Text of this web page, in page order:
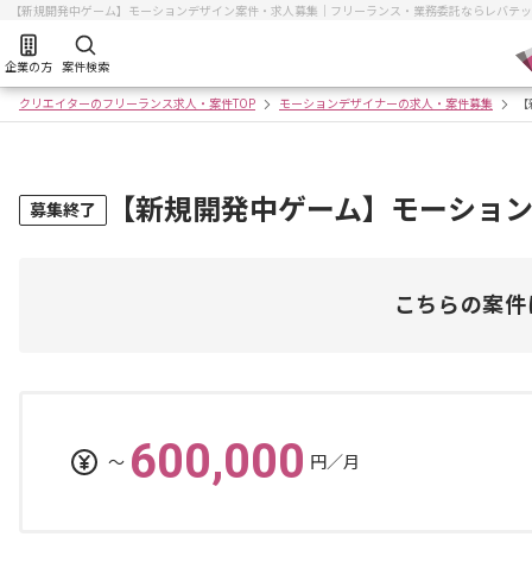
【新規開発中ゲーム】モーションデザイン案件・求人募集｜フリーランス・業務委託ならレバテ
企業の方 案件検索
クリエイターのフリーランス求人・案件TOP モーションデザイナーの求人・案件募集
募集終了 【新規開発中ゲーム】モーショ
こちらの案
〜 600,000 円／月